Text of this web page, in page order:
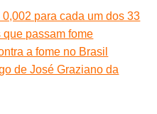
para cada um dos 33
passam fome
a fome no Brasil
de José Graziano da